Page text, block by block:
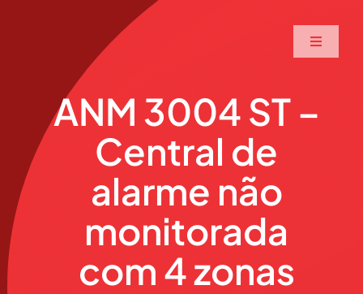
Toggle
A Maxtec
Serviços
Soluções
ANM 3004 ST –
Central de
alarme não
monitorada
com 4 zonas